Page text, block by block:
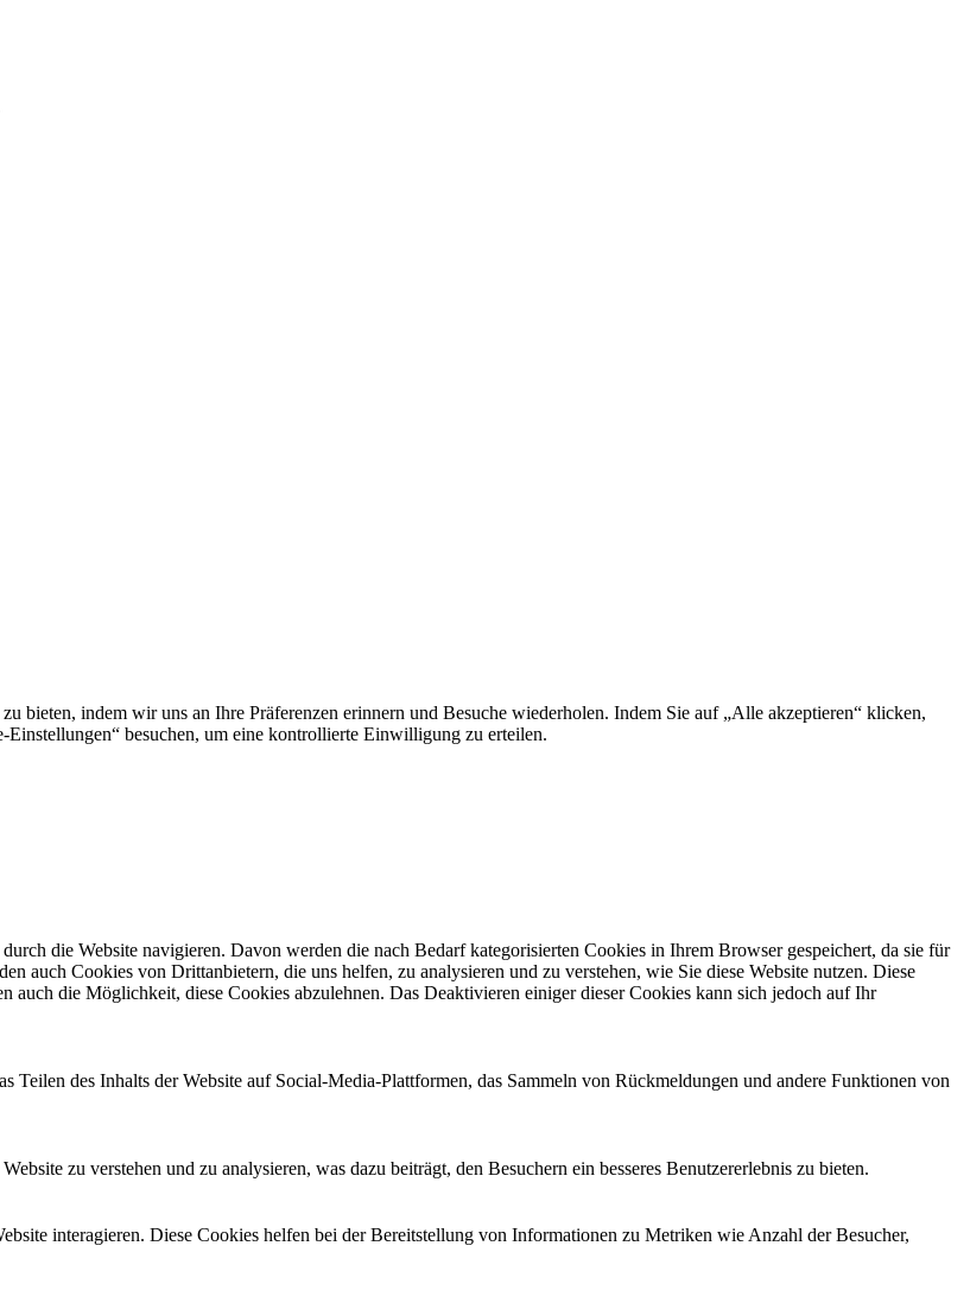
bieten, indem wir uns an Ihre Präferenzen erinnern und Besuche wiederholen. Indem Sie auf „Alle akzeptieren“ klicken,
besuchen, um eine kontrollierte Einwilligung zu erteilen.
die Website navigieren. Davon werden die nach Bedarf kategorisierten Cookies in Ihrem Browser gespeichert, da sie für
auch Cookies von Drittanbietern, die uns helfen, zu analysieren und zu verstehen, wie Sie diese Website nutzen. Diese
die Möglichkeit, diese Cookies abzulehnen. Das Deaktivieren einiger dieser Cookies kann sich jedoch auf Ihr
des Inhalts der Website auf Social-Media-Plattformen, das Sammeln von Rückmeldungen und andere Funktionen von
zu verstehen und zu analysieren, was dazu beiträgt, den Besuchern ein besseres Benutzererlebnis zu bieten.
interagieren. Diese Cookies helfen bei der Bereitstellung von Informationen zu Metriken wie Anzahl der Besucher,